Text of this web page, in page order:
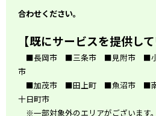
合わせください。
【既にサービスを提供して
■長岡市 ■三条市 ■見附市 ■
市
■加茂市 ■田上町 ■魚沼市 ■
十日町市
※一部対象外のエリアがございます。